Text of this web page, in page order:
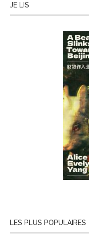
JE LIS
LES PLUS POPULAIRES